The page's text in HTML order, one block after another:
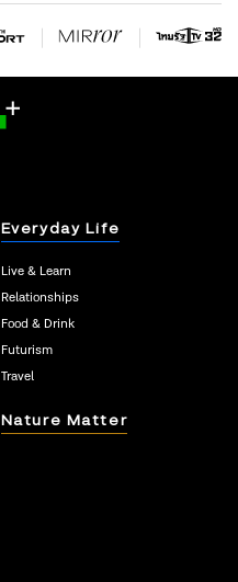
Everyday Life
Live & Learn
Relationships
Food & Drink
Futurism
Travel
Nature Matter